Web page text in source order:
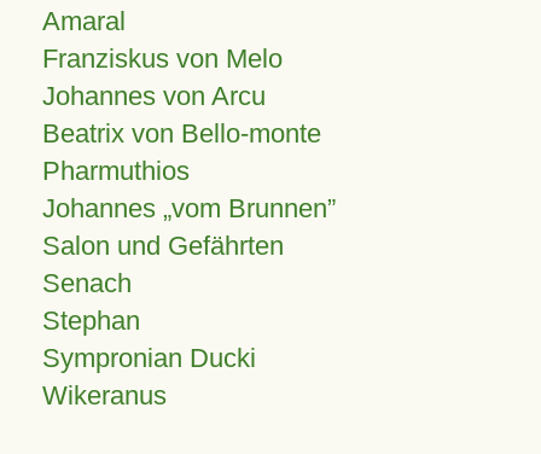
Amaral
Franziskus von Melo
Johannes von Arcu
Beatrix von Bello-monte
Pharmuthios
Johannes vom Brunnen
Salon und Gefährten
Senach
Stephan
Sympronian Ducki
Wikeranus